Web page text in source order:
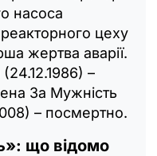
насоса
цеху
жертва аварії.
–
За Мужність
– посмертно.
що відомо